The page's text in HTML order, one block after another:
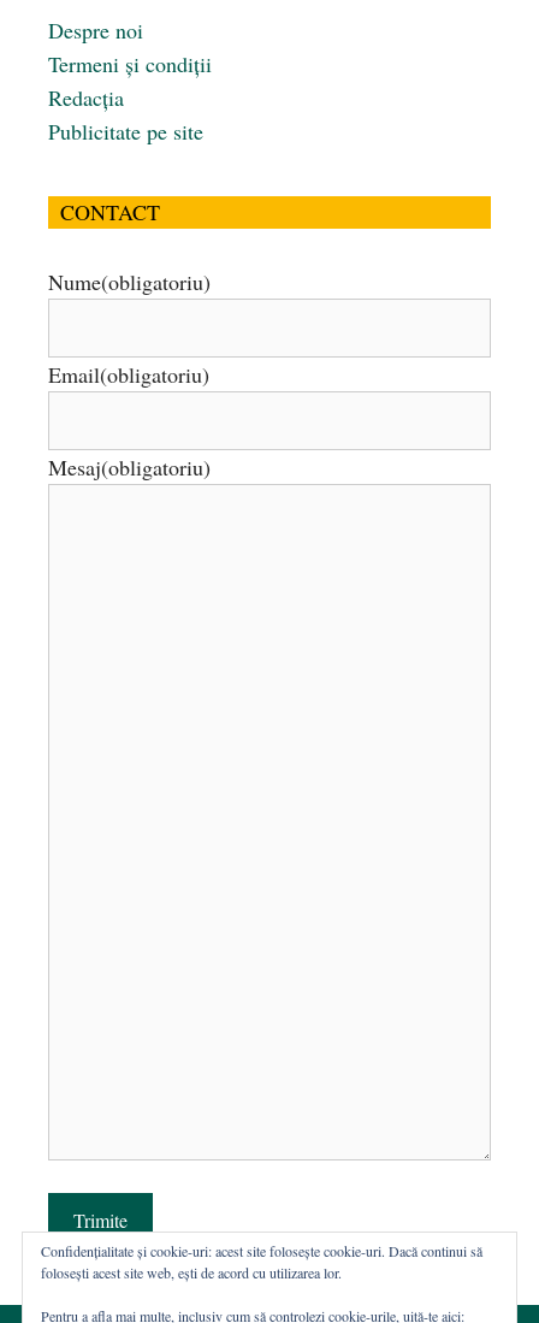
Despre noi
Termeni și condiții
Redacția
Publicitate pe site
CONTACT
Nume(obligatoriu)
Email(obligatoriu)
Mesaj(obligatoriu)
Trimite
Confidențialitate și cookie-uri: acest site folosește cookie-uri. Dacă continui să
folosești acest site web, ești de acord cu utilizarea lor.
Pentru a afla mai multe, inclusiv cum să controlezi cookie-urile, uită-te aici: